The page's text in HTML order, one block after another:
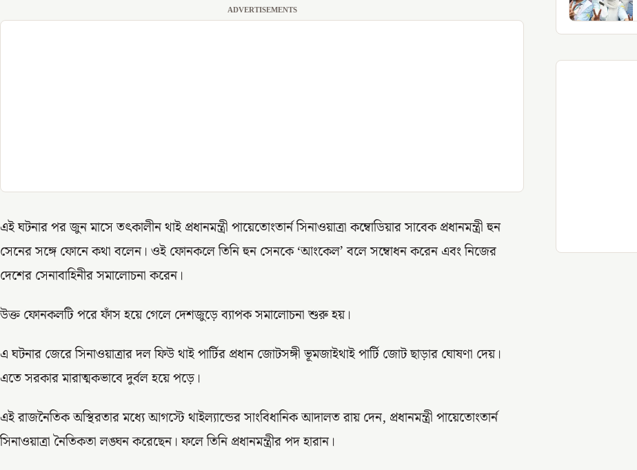
ADVERTISEMENTS
এই ঘটনার পর জুন মাসে তৎকালীন থাই প্রধানমন্ত্রী পায়েতোংতার্ন সিনাওয়াত্রা কম্বোডিয়ার সাবেক প্রধানমন্ত্রী হুন
সেনের সঙ্গে ফোনে কথা বলেন। ওই ফোনকলে তিনি হুন সেনকে ‘আংকেল’ বলে সম্বোধন করেন এবং নিজের
দেশের সেনাবাহিনীর সমালোচনা করেন।
উক্ত ফোনকলটি পরে ফাঁস হয়ে গেলে দেশজুড়ে ব্যাপক সমালোচনা শুরু হয়।
এ ঘটনার জেরে সিনাওয়াত্রার দল ফিউ থাই পার্টির প্রধান জোটসঙ্গী ভূমজাইথাই পার্টি জোট ছাড়ার ঘোষণা দেয়।
এতে সরকার মারাত্মকভাবে দুর্বল হয়ে পড়ে।
এই রাজনৈতিক অস্থিরতার মধ্যে আগস্টে থাইল্যান্ডের সাংবিধানিক আদালত রায় দেন, প্রধানমন্ত্রী পায়েতোংতার্ন
সিনাওয়াত্রা নৈতিকতা লঙ্ঘন করেছেন। ফলে তিনি প্রধানমন্ত্রীর পদ হারান।